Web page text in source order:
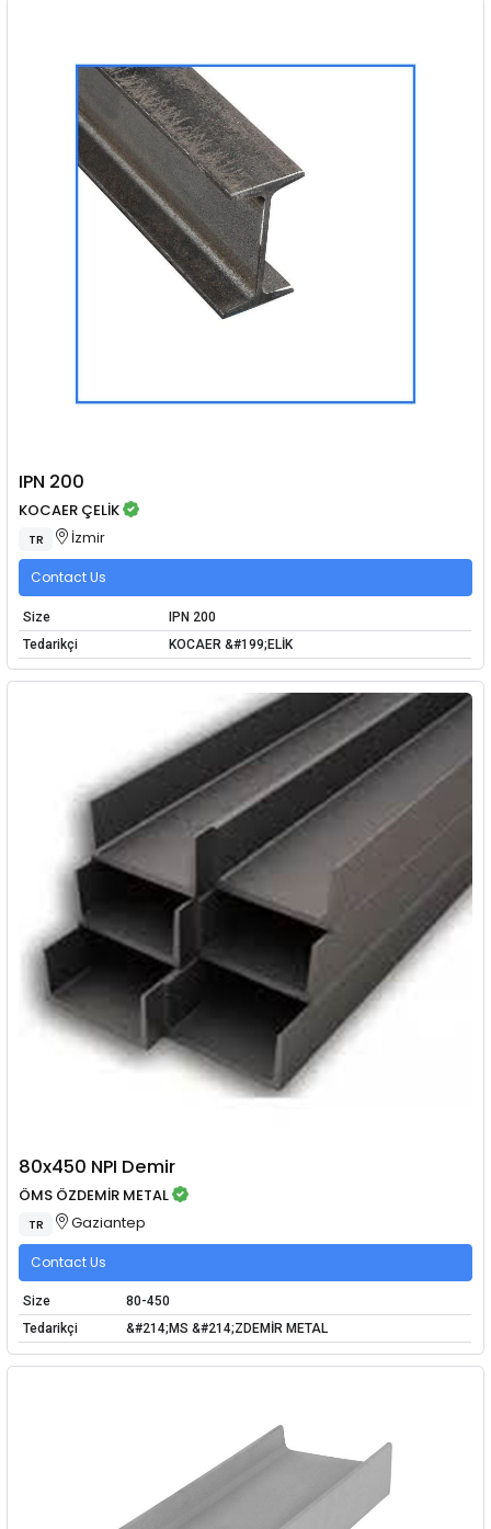
IPN 200
KOCAER ÇELİK
TR İzmir
Contact Us
Size
IPN 200
Tedarikçi
KOCAER &#199;ELİK
80x450 NPI Demir
ÖMS ÖZDEMİR METAL
TR Gaziantep
Contact Us
Size
80-450
Tedarikçi
&#214;MS &#214;ZDEMİR METAL